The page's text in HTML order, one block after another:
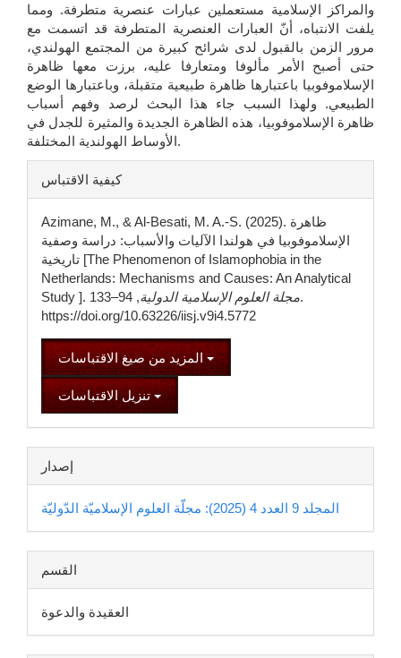
والمراكز الإسلامية مستعملين عبارات عنصرية متطرفة. ومما
يلفت الانتباه، أنّ العبارات العنصرية المتطرفة قد اتسمت مع
مرور الزمن بالقبول لدى شرائح كبيرة من المجتمع الهولندي،
حتى أصبح الأمر مألوفا ومتعارفا عليه، برزت معها ظاهرة
الإسلاموفوبيا باعتبارها ظاهرة طبيعية متقبلة، وباعتبارها الوضع
الطبيعي. ولهذا السبب جاء هذا البحث لرصد وفهم أسباب
ظاهرة الإسلاموفوبيا، هذه الظاهرة الجديدة والمثيرة للجدل في
الأوساط الهولندية المختلفة.
تفاصيل
المقالة
كيفية الاقتباس
Azimane, M., & Al-Besati, M. A.-S. (2025). ظاهرة
الإسلاموفوبيا في هولندا الآليات والأسباب: دراسة وصفية
تاريخية [The Phenomenon of Islamophobia in the
Netherlands: Mechanisms and Causes: An Analytical
Study ].
مجلة العلوم الإسلامية الدولية
, 94–133.
https://doi.org/10.63226/iisj.v9i4.5772
المزيد من صيغ الاقتباسات
تنزيل الاقتباسات
إصدار
المجلد 9 العدد 4 (2025): مجلّة العلوم الإسلاميّة الدّوليّة
القسم
العقيدة والدعوة